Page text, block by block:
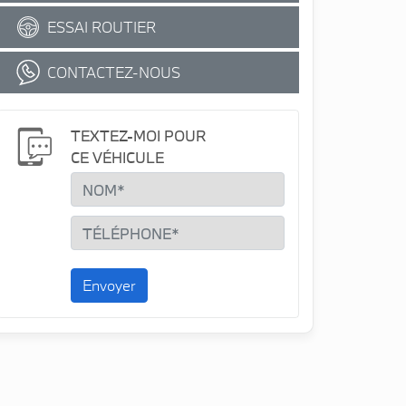
ESSAI ROUTIER
CONTACTEZ-NOUS
TEXTEZ-MOI POUR
CE VÉHICULE
Envoyer